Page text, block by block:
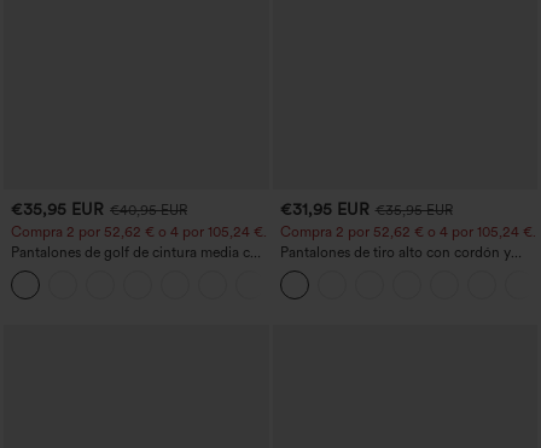
€35,95 EUR €40,95 EUR
Compra 2 por 52,62 € o 4 por 105,24 €.
Pantalones de golf de cintura media con
cordón, dobladillo curvo, secado rápido,
de corte cónico y con bolsillos - UPF40+
€31,95 EUR €35,95 EUR
Compra 2 por 52,62 € o 4 por 105,24 €.
Pantalones de tiro alto con cordón y
bolsillos, pernera ancha, holgados y de
estilo casual con tacto de lino.